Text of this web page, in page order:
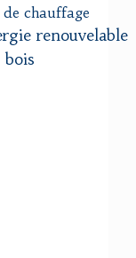
chauffage
renouvelable